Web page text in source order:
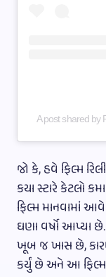
A post shared by
જો કે, હવે ફિલ્મ
કયા સ્ટારે કેટલો
ફિલ્મ માનવામાં
ઘણા વર્ષો આપ્યા
ખૂબ જ ખાસ છે,
કર્યું છે અને આ